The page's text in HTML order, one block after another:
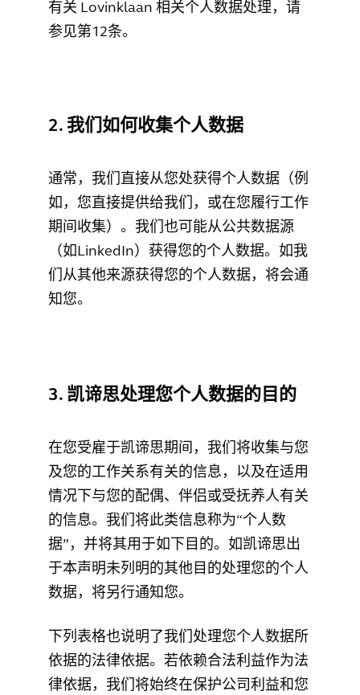
有关 Lovinklaan 相关个人数据处理，请
参见第12条。
2. 我们如何收集个人数据
通常，我们直接从您处获得个人数据（例
如，您直接提供给我们，或在您履行工作
期间收集）。我们也可能从公共数据源
（如LinkedIn）获得您的个人数据。如我
们从其他来源获得您的个人数据，将会通
知您。
3. 凯谛思处理您个人数据的目的
在您受雇于凯谛思期间，我们将收集与您
及您的工作关系有关的信息，以及在适用
情况下与您的配偶、伴侣或受抚养人有关
的信息。我们将此类信息称为“个人数
据”，并将其用于如下目的。如凯谛思出
于本声明未列明的其他目的处理您的个人
数据，将另行通知您。
下列表格也说明了我们处理您个人数据所
依据的法律依据。若依赖合法利益作为法
律依据，我们将始终在保护公司利益和您